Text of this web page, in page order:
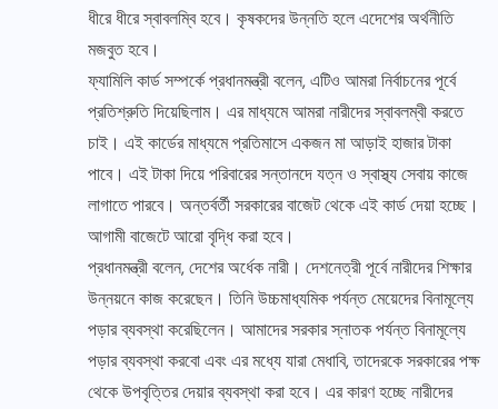
ধীরে ধীরে স্বাবলম্বি হবে। কৃষকদের উন্নতি হলে এদেশের অর্থনীতি
মজবুত হবে।
ফ্যামিলি কার্ড সম্পর্কে প্রধানমন্ত্রী বলেন, এটিও আমরা নির্বাচনের পূর্বে
প্রতিশ্রুতি দিয়েছিলাম। এর মাধ্যমে আমরা নারীদের স্বাবলম্বী করতে
চাই। এই কার্ডের মাধ্যমে প্রতিমাসে একজন মা আড়াই হাজার টাকা
পাবে। এই টাকা দিয়ে পরিবারের সন্তানদে যত্ন ও স্বাস্থ্য সেবায় কাজে
লাগাতে পারবে। অন্তর্বর্তী সরকারের বাজেট থেকে এই কার্ড দেয়া হচ্ছে।
আগামী বাজেটে আরো বৃদ্ধি করা হবে।
প্রধানমন্ত্রী বলেন, দেশের অর্ধেক নারী। দেশনেত্রী পূর্বে নারীদের শিক্ষার
উন্নয়নে কাজ করেছেন। তিনি উচ্চমাধ্যমিক পর্যন্ত মেয়েদের বিনামূল্যে
পড়ার ব্যবস্থা করেছিলেন। আমাদের সরকার স্নাতক পর্যন্ত বিনামূল্যে
পড়ার ব্যবস্থা করবো এবং এর মধ্যে যারা মেধাবি, তাদেরকে সরকারের পক্ষ
থেকে উপবৃত্তির দেয়ার ব্যবস্থা করা হবে। এর কারণ হচ্ছে নারীদের